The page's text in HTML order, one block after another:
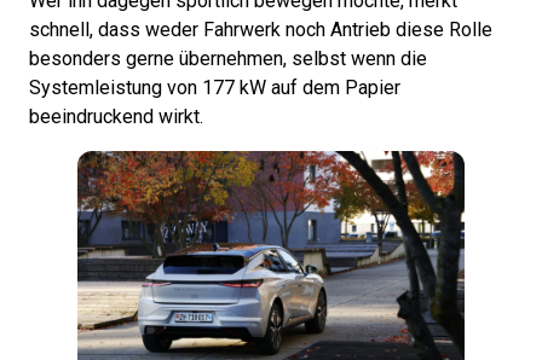
schnell, dass weder Fahrwerk noch Antrieb diese Rolle
besonders gerne übernehmen, selbst wenn die
Systemleistung von 177 kW auf dem Papier
beeindruckend wirkt.